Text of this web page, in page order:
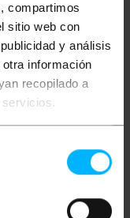
compartimos
sitio web con
y análisis
información
recopilado a
BH20 (basso
4,69€